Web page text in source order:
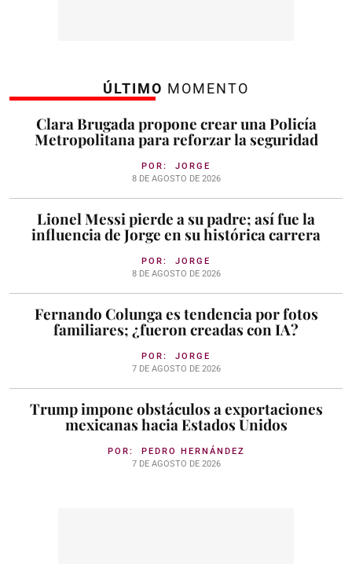
ÚLTIMO MOMENTO
Clara Brugada propone crear una Policía
Metropolitana para reforzar la seguridad
POR: JORGE
8 DE AGOSTO DE 2026
Lionel Messi pierde a su padre; así fue la
influencia de Jorge en su histórica carrera
POR: JORGE
8 DE AGOSTO DE 2026
Fernando Colunga es tendencia por fotos
familiares; ¿fueron creadas con IA?
POR: JORGE
7 DE AGOSTO DE 2026
Trump impone obstáculos a exportaciones
mexicanas hacia Estados Unidos
POR: PEDRO HERNÁNDEZ
7 DE AGOSTO DE 2026